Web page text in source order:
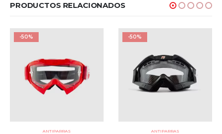
PRODUCTOS RELACIONADOS
-50%
ANTIPARRAS
-50%
ANTIPARRAS